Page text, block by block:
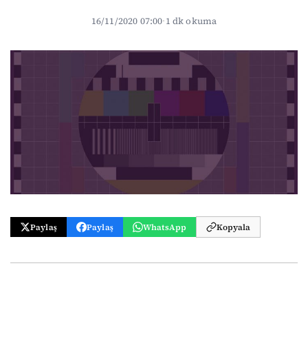
16/11/2020 07:00·1 dk okuma
Paylaş Paylaş WhatsApp Kopyala